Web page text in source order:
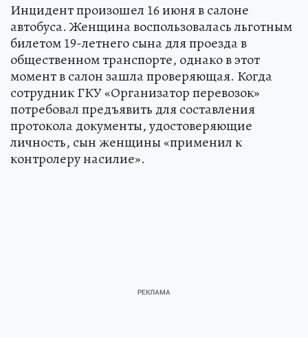
Инцидент произошел 16 июня в салоне
автобуса. Женщина воспользовалась льготным
билетом 19-летнего сына для проезда в
общественном транспорте, однако в этот
момент в салон зашла проверяющая. Когда
сотрудник ГКУ «Организатор перевозок»
потребовал предъявить для составления
протокола документы, удостоверяющие
личность, сын женщины «применил к
контролеру насилие».